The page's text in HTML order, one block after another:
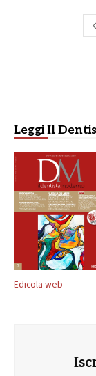
Leggi Il
Edicola web